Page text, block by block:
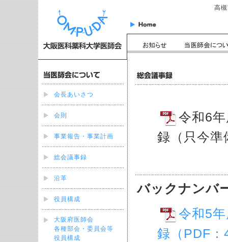
高
会長あいさつ
会則
事業報告・事業計画
総会議事録
沿革
役員構成
大阪府医師会
各種部会・委員会等
役員構成
令和6
録（只今準
バックナンバ
令和5
録（PDF